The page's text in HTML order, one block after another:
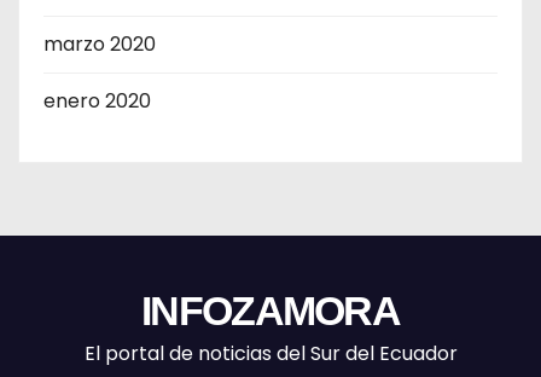
marzo 2020
enero 2020
INFOZAMORA
El portal de noticias del Sur del Ecuador